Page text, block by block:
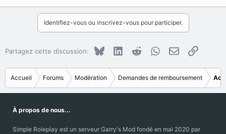
Identifiez-vous ou inscrivez-vous pour participer.
Partagez cette discussion: Bluesky LinkedInRedditWhatsApp
E-mailCopier
Accueil Forums Modération Demandes de remboursement
À propos de nous...
Simple Roleplay est un serveur Garry's Mod fondé en mai 2020 par